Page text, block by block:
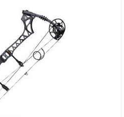
охотничья полочка TP813, пип-сайт на
резинке, релиз Man-kung, петелька, 6
карбоновых стрел Bowmaster Patriot
Streamline 3", крага
- алюминий 6061-Т6, блоки -
7075-Т6, тетива - нить BCY-X
Развлечение, охота